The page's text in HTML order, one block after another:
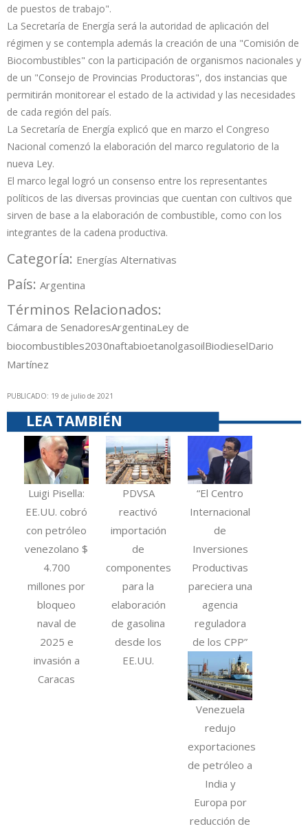
de puestos de trabajo".
La Secretaría de Energía será la autoridad de aplicación del
régimen y se contempla además la creación de una "Comisión de
Biocombustibles" con la participación de organismos nacionales y
de un "Consejo de Provincias Productoras", dos instancias que
permitirán monitorear el estado de la actividad y las necesidades
de cada región del país.
La Secretaría de Energía explicó que en marzo el Congreso
Nacional comenzó la elaboración del marco regulatorio de la
nueva Ley.
El marco legal logró un consenso entre los representantes
políticos de las diversas provincias que cuentan con cultivos que
sirven de base a la elaboración de combustible, como con los
integrantes de la cadena productiva.
Categoría: Energías Alternativas
País: Argentina
Términos Relacionados:
Cámara de SenadoresArgentinaLey de
biocombustibles2030naftabioetanolgasoilBiodieselDario
Martínez
PUBLICADO: 19 de julio de 2021
LEA TAMBIÉN
Luigi Pisella:
EE.UU. cobró
con petróleo
venezolano $
4.700
millones por
bloqueo
naval de
2025 e
invasión a
Caracas
PDVSA
reactivó
importación
de
componentes
para la
elaboración
de gasolina
desde los
EE.UU.
“El Centro
Internacional
de
Inversiones
Productivas
pareciera una
agencia
reguladora
de los CPP”
Venezuela
redujo
exportaciones
de petróleo a
India y
Europa por
reducción de